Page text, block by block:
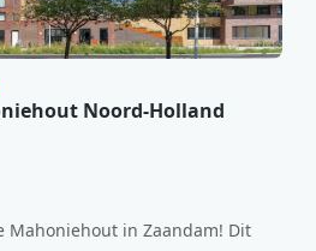
Noord-Holland
Mahoniehout in Zaandam! Dit